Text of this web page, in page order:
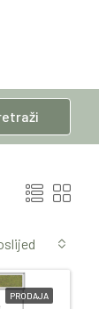
PRODAJA